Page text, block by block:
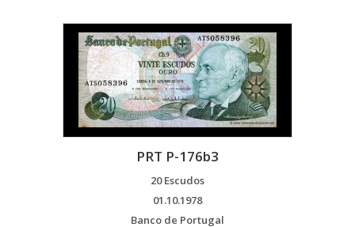
PRT P-176b3
20 Escudos
01.10.1978
Banco de Portugal